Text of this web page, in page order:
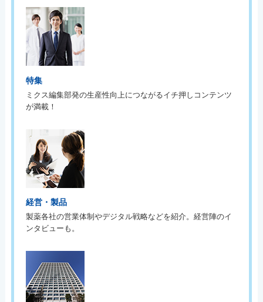
特集
ミクス編集部発の生産性向上につながるイチ押しコンテンツ
が満載！
経営・製品
製薬各社の営業体制やデジタル戦略などを紹介。経営陣のイ
ンタビューも。